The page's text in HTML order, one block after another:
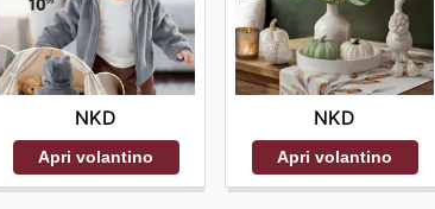
NKD
Apri volantino
NKD
Apri volantino